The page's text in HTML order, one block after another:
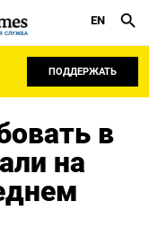
СЛУЖБА
EN
ПОДДЕРЖАТЬ
в
на